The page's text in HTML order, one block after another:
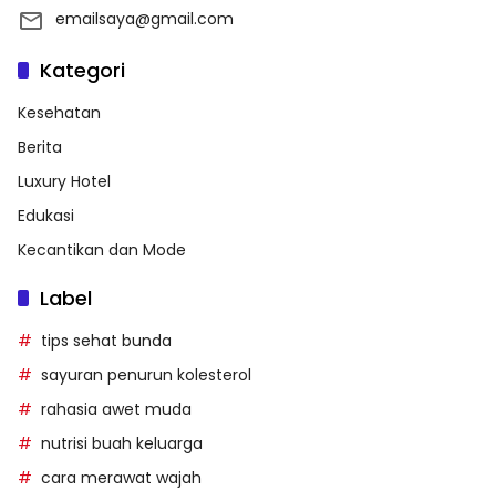
emailsaya@gmail.com
Kategori
Kesehatan
Berita
Luxury Hotel
Edukasi
Kecantikan dan Mode
Label
tips sehat bunda
sayuran penurun kolesterol
rahasia awet muda
nutrisi buah keluarga
cara merawat wajah